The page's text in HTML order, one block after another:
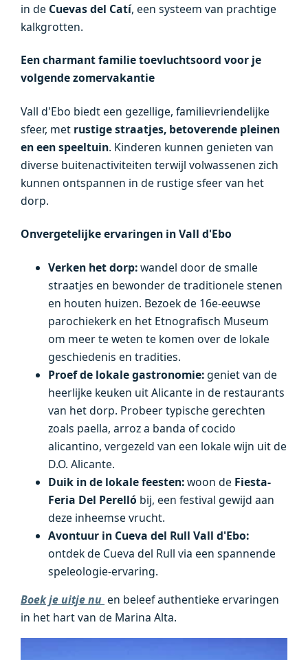
in de Cuevas del Catí, een systeem van prachtige
kalkgrotten.
Een charmant familie toevluchtsoord voor je
volgendezomervakantie
Vall d'Ebo biedt een gezellige, familievriendelijke
sfeer, met rustige straatjes, betoverende pleinen
en een speeltuin. Kinderen kunnen genieten van
diverse buitenactiviteiten terwijl volwassenen zich
kunnen ontspannen in de rustige sfeer van het
dorp.
Onvergetelijke ervaringen in Vall d'Ebo
Verken het dorp:wandel door de smalle
straatjes en bewonder de traditionele stenen
en houten huizen. Bezoek de 16e-eeuwse
parochiekerk en het Etnografisch Museum
om meer te weten te komen over de lokale
geschiedenis en tradities.
Proef de lokale gastronomie:geniet van de
heerlijke keuken uit Alicante in de restaurants
van het dorp. Probeer typische gerechten
zoals paella, arroz a banda of cocido
alicantino, vergezeld van een lokale wijn uit de
D.O. Alicante.
Duik in de lokale feesten:woon de Fiesta-
Feria Del Perelló bij, een festival gewijd aan
deze inheemse vrucht.
Avontuur in Cueva del Rull Vall d'Ebo:
ontdek de Cueva del Rull via een spannende
speleologie-ervaring.
Boek je uitje nu en beleef authentieke ervaringen
in het hart van de Marina Alta.